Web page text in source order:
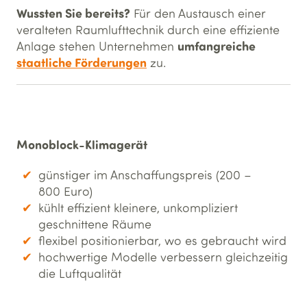
Wussten Sie bereits? Für den Austausch einer
veralteten Raumlufttechnik durch eine effiziente
Anlage stehen Unternehmen umfangreiche
staatliche Förderungen zu.
Monoblock-Klimagerät
günstiger im Anschaffungspreis (200 –
800 Euro)
kühlt effizient kleinere, unkompliziert
geschnittene Räume
flexibel positionierbar, wo es gebraucht wird
hochwertige Modelle verbessern gleichzeitig
die Luftqualität